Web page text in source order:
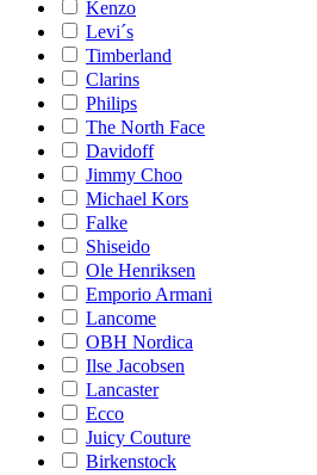
Kenzo
Levi´s
Timberland
Clarins
Philips
The North Face
Davidoff
Jimmy Choo
Michael Kors
Falke
Shiseido
Ole Henriksen
Emporio Armani
Lancome
OBH Nordica
Ilse Jacobsen
Lancaster
Ecco
Juicy Couture
Birkenstock